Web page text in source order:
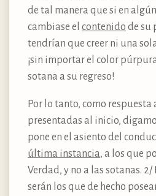
de tal manera que si en
cambiase el contenido de su
tendrían que creer ni una
¡sin importar el color
sotana a su regreso!
Por lo tanto, como respuesta
presentadas al inicio,
pone en el asiento del
última instancia, a los que
Verdad, y no a las sotanas.
serán los que de hecho